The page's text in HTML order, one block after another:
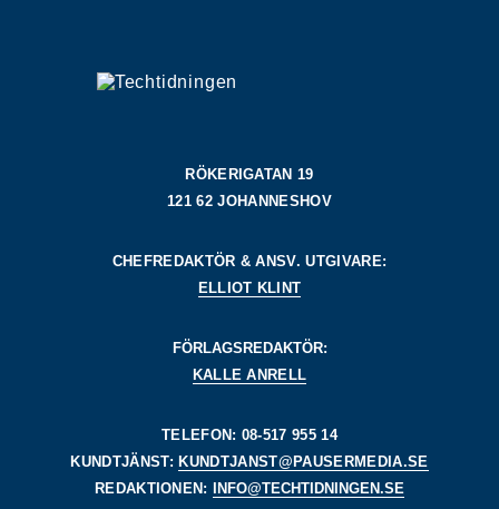
RÖKERIGATAN 19
121 62 JOHANNESHOV
CHEFREDAKTÖR & ANSV. UTGIVARE:
ELLIOT KLINT
FÖRLAGSREDAKTÖR:
KALLE ANRELL
TELEFON: 08-517 955 14
KUNDTJÄNST:KUNDTJANST@PAUSERMEDIA.SE
REDAKTIONEN:INFO@TECHTIDNINGEN.SE